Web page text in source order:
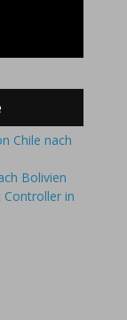
Chile nach
Bolivien
Controller in